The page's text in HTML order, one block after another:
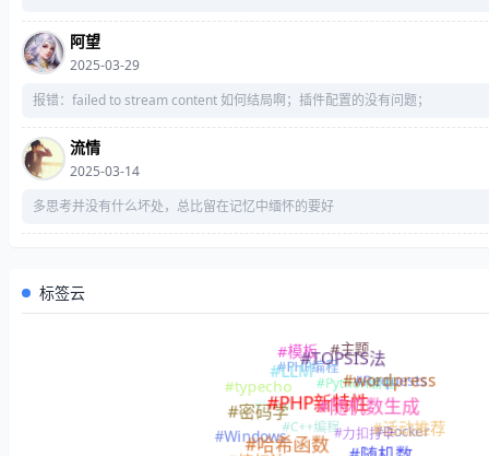
阿望
2025-03-29
报错：failed to stream content 如何结局啊；插件配置的没有问题；
流情
2025-03-14
多思考并没有什么坏处，总比留在记忆中缅怀的要好
标签云
#C++编程
#Linux
#PHP编程
#Python编程
#力扣打卡
#Windows
#typecho
#模板 #主题
#Requests
#Docker
#密码学
#LLM
#TOPSIS法
#wordpress
#活动推荐
#哈希函数
#PHP新特性#随机数生成